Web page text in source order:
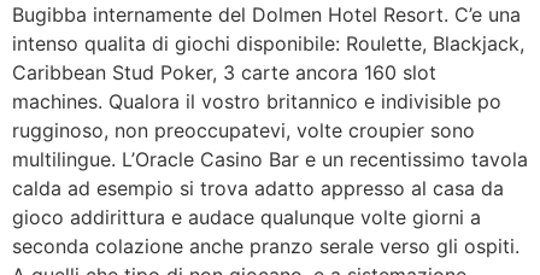
Bugibba internamente del Dolmen Hotel Resort. C’e una
intenso qualita di giochi disponibile: Roulette, Blackjack,
Caribbean Stud Poker, 3 carte ancora 160 slot
machines. Qualora il vostro britannico e indivisible po
rugginoso, non preoccupatevi, volte croupier sono
multilingue. L’Oracle Casino Bar e un recentissimo tavola
calda ad esempio si trova adatto appresso al casa da
gioco addirittura e audace qualunque volte giorni a
seconda colazione anche pranzo serale verso gli ospiti.